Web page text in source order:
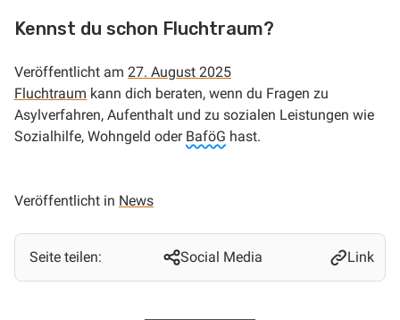
r
tKennst du schon Fluchtraum?
Veröffentlicht am 27. August 2025
Fluchtraum kann dich beraten, wenn du Fragen zu
Asylverfahren, Aufenthalt und zu sozialen Leistungen wie
Sozialhilfe, Wohngeld oder BaföG hast.
Veröffentlicht in News
Seite teilen: Social Media Link